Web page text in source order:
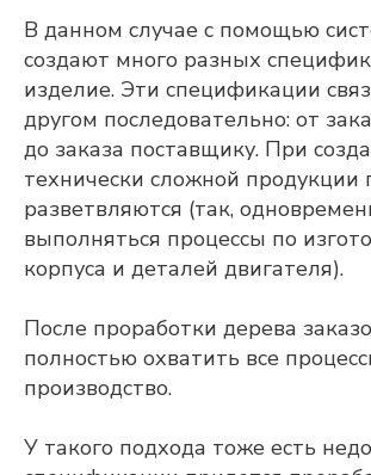
В данном случае с помощью
создают много разных
изделие. Эти спецификации
другом последовательно: от
до заказа поставщику. При
технически сложной продукции
разветвляются (так,
выполняться процессы по
корпуса и деталей двигателя).
После проработки дерева
полностью охватить все
производство.
У такого подхода тоже есть